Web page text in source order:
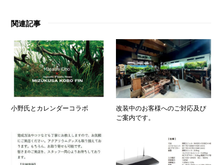
関連記事
小野氏とカレンダーコラボ
改装中のお客様へのご対応及び
ご案内です。